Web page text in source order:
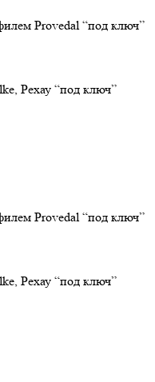
Provedal “под ключ”
Рехау “под ключ”
Provedal “под ключ”
Рехау “под ключ”